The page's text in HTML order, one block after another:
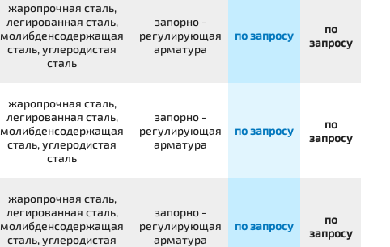
жаропрочная сталь,
легированная сталь,
молибденсодержащая
сталь, углеродистая
сталь
запорно -
регулирующая
арматура
по запросу
по
запросу
жаропрочная сталь,
легированная сталь,
молибденсодержащая
сталь, углеродистая
сталь
запорно -
регулирующая
арматура
по запросу
по
запросу
жаропрочная сталь,
легированная сталь,
молибденсодержащая
сталь, углеродистая
запорно -
регулирующая
арматура
по запросу
по
запросу